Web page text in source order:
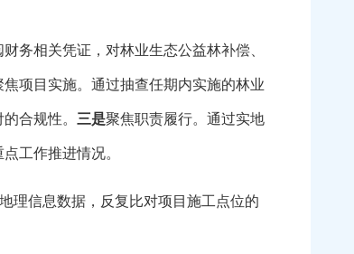
务相关凭证，对林业生态公益林补偿、
焦项目实施。通过抽查任期内实施的林业
合规性。 三是聚焦职责履行。通过实地
工作推进情况。
理信息数据，反复比对项目施工点位的